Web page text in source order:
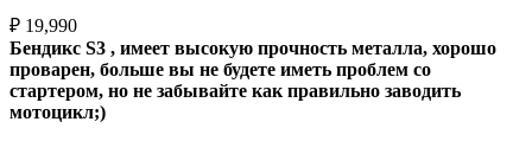
₽ 19,990
Бендикс S3 , имеет высокую прочность металла, хорошо
проварен, больше вы не будете иметь проблем со
стартером, но не забывайте как правильно заводить
мотоцикл;)